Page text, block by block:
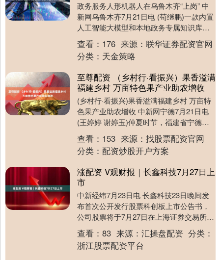
政务服务人形机器人在乌鲁木齐“上岗” 中
新网乌鲁木齐7月21日电 (苟继鹏)一款内置
人工智能大模型和本地政务专属知识库的
政务服务人形机器人，21日在乌鲁木齐高
新....
查看： 176 来源： 联华证券配资官网
分类： 天金策略
至尊配资 （乡村行·看振兴）果香溢满
福建乡村 万亩特色果产业助农增收
(乡村行·看振兴)果香溢满福建乡村 万亩特
色果产业助农增收 中新网宁德7月21日电
(王婷婷 谢婷玉)仲夏时节，福建省宁德福
鼎市前岐镇柯湾村的山间青绿依旧，桃
林....
查看： 153 来源： 找股票配资官网
分类： 配资炒股开户方案
涨配资 V观财报｜长鑫科技7月27日上
市
中新经纬7月23日电 长鑫科技23日晚间发
布首次公开发行股票科创板上市公告书，
公司股票将于7月27日在上海证券交易所科
创板上市。 长鑫科技披露，本次发行价格
8.....
查看： 83 来源： 汇操盘配资 分类：
浙江股票配资平台